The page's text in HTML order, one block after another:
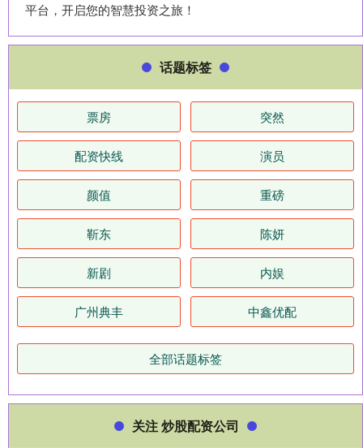
平台，开启您的智慧投资之旅！
话题标签
票房 突然
配资快线 演员
颜值 重磅
靳东 陈妍
新剧 内娱
广州典丰 中鑫优配
全部话题标签
关注 炒股配资公司